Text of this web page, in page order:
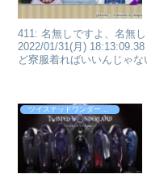
411: 名無しですよ、名無
2022/01/31(月)
ど寮服着ればいいんじゃ
ツイステッドワンダーランド